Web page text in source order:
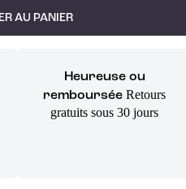
AU PANIER
Heureuse ou
remboursée Retours
gratuits sous 30 jours